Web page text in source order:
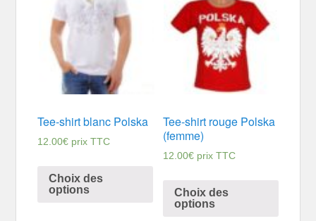
Tee-shirt blanc Polska
12.00€ prix TTC
Choix des
options
Tee-shirt rouge Polska
(femme)
12.00€ prix TTC
Choix des
options